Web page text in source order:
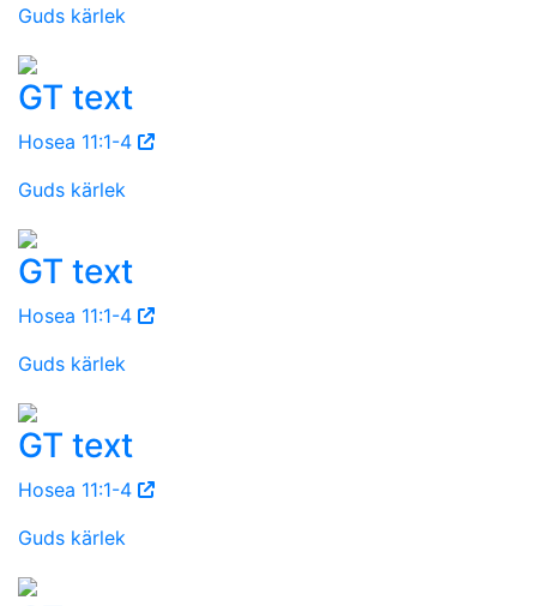
Guds kärlek
GT text
Hosea 11:1-4
Guds kärlek
GT text
Hosea 11:1-4
Guds kärlek
GT text
Hosea 11:1-4
Guds kärlek